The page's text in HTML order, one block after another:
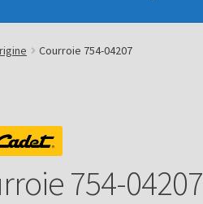
Courroie 754-04207
754-04207